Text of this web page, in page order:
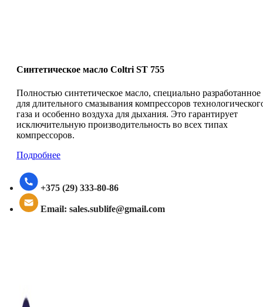
Синтетическое масло Coltri ST 755
Полностью синтетическое масло, специально разработанное
для длительного смазывания компрессоров
газа и особенно воздуха для дыхания. Это гарантирует
исключительную производительность во всех типах
компрессоров.
Подробнее
+375 (29) 333-80-86
Email: sales.sublife@gmail.com